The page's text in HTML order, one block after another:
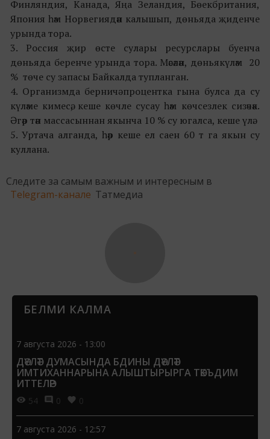
Финляндия, Канада, Яңа Зеландия, Бөекбритания,
Япония һәм Норвегиядән калышып, дөньяда җиденче
урында тора.
3. Россия җир өсте сулары ресурслары буенча
дөньяда беренче урында тора. Мәсәлән, дөньякүләм 20
% төче су запасы Байкалда тупланган.
4. Организмда берничә процентка гына булса да су
күләме кимесә, кеше көчле сусау һәм көчсезлек сизәчәк.
Әгәр тән массасыннан якынча 10 % су югалса, кеше үлә.
5. Уртача алганда, һәр кеше ел саен 60 т га якын су
куллана.
Следите за самым важным и интересным в
Telegram-канале Татмедиа
БЕЛМИ КАЛМА
7 августа 2026 - 13:00
ДӘҮЛӘТ ДУМАСЫНДА БДИНЫ ДӘҮЛӘТ
ИМТИХАННАРЫНА АЛЫШТЫРЫРГА ТӘКЪДИМ
ИТТЕЛӘР
54 0 0
7 августа 2026 - 12:57